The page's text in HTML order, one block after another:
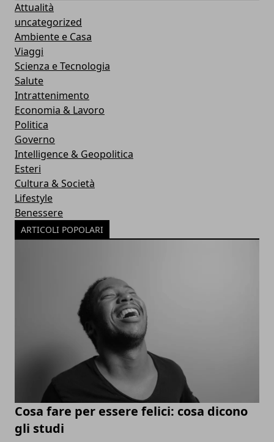
Attualità
uncategorized
Ambiente e Casa
Viaggi
Scienza e Tecnologia
Salute
Intrattenimento
Economia & Lavoro
Politica
Governo
Intelligence & Geopolitica
Esteri
Cultura & Società
Lifestyle
Benessere
ARTICOLI POPOLARI
Cosa fare per essere felici: cosa dicono
gli studi